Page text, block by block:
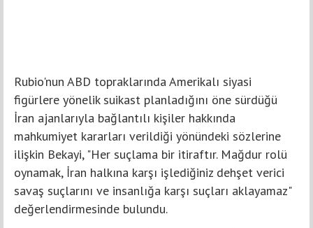
Rubio'nun ABD topraklarında Amerikalı siyasi
figürlere yönelik suikast planladığını öne sürdüğü
İran ajanlarıyla bağlantılı kişiler hakkında
mahkumiyet kararları verildiği yönündeki sözlerine
ilişkin Bekayi, "Her suçlama bir itiraftır. Mağdur rolü
oynamak, İran halkına karşı işlediğiniz dehşet verici
savaş suçlarını ve insanlığa karşı suçları aklayamaz"
değerlendirmesinde bulundu.